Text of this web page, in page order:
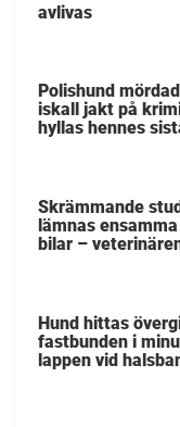
avlivas
Polishund
iskall jakt på
hyllas hennes
Skrämmande
lämnas
bilar –
Hund hittas
fastbunden i
lappen vid